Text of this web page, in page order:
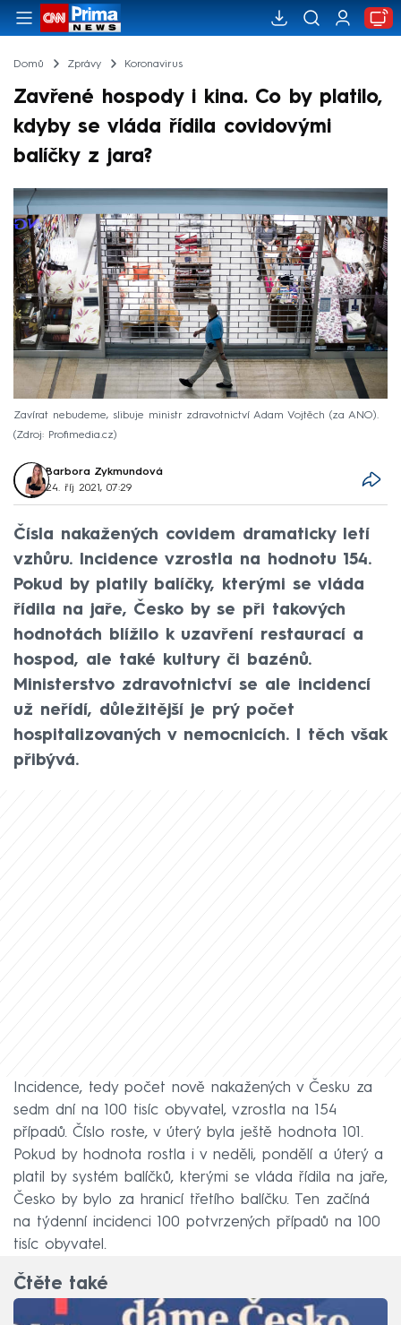
Domů Zprávy Koronavirus
Zavřené hospody i kina. Co by platilo,
kdyby se vláda řídila covidovými
balíčky z jara?
Zavírat nebudeme, slibuje ministr zdravotnictví Adam Vojtěch (za ANO).
Zdroj: Profimedia.cz
Barbora Zykmundová
24. říj 2021, 07:29
Čísla nakažených covidem dramaticky letí
vzhůru. Incidence vzrostla na hodnotu 154.
Pokud by platily balíčky, kterými se vláda
řídila na jaře, Česko by se při takových
hodnotách blížilo k uzavření restaurací a
hospod, ale také kultury či bazénů.
Ministerstvo zdravotnictví se ale incidencí
už neřídí, důležitější je prý počet
hospitalizovaných v nemocnicích. I těch však
přibývá.
Incidence, tedy počet nově nakažených v Česku za
sedm dní na 100 tisíc obyvatel, vzrostla na 154
případů. Číslo roste, v úterý byla ještě hodnota 101.
Pokud by hodnota rostla i v neděli, pondělí a úterý a
platil by systém balíčků, kterými se vláda řídila na jaře,
Česko by bylo za hranicí třetího balíčku. Ten začíná
na týdenní incidenci 100 potvrzených případů na 100
tisíc obyvatel.
Čtěte také